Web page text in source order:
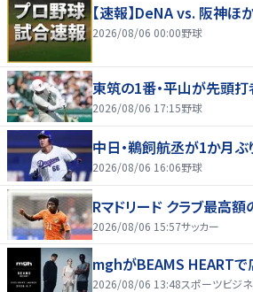
【速報】DeNA vs. 阪神ほ
2026/08/06 00:00野球
東筑の1番・平山が先頭
2026/08/06 17:15野球
中日・鵜飼航丞が1か月
2026/08/06 16:06野球
Rマドリード クラブ最高
2026/08/06 15:57サッカー
mghがBEAMS HEARTで
2026/08/06 13:48スポーツビジ